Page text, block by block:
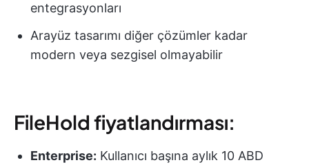
entegrasyonları
Arayüz tasarımı diğer çözümler kadar
modern veya sezgisel olmayabilir
FileHold fiyatlandırması:
Enterprise: Kullanıcı başına aylık 10 ABD